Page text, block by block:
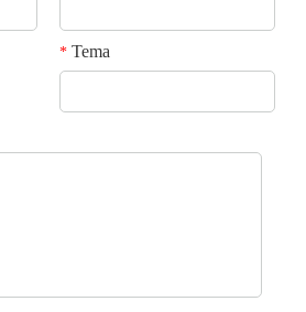
*Tema